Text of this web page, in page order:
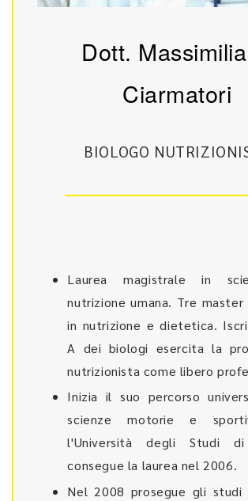
Dott.
Ciarmatori
BIOLOGO
Laurea magistrale in
nutrizione umana. Tre master
in nutrizione e dietetica.
A dei biologi esercita la
nutrizionista come libero
Inizia il suo percorso
scienze motorie e
l'Università degli Studi
consegue la laurea nel 2006.
Nel 2008 prosegue gli studi